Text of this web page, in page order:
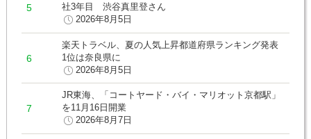
社3年目 渋谷真里登さん
2026年8月5日
楽天トラベル、夏の人気上昇都道府県ランキング発表
1位は奈良県に
2026年8月5日
JR東海、「コートヤード・バイ・マリオット京都駅」
を11月16日開業
2026年8月7日